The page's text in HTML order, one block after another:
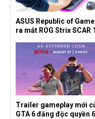
ASUS Republic of
ra mắt ROG Strix SCAR
Trailer gameplay mới
GTA 6 đăng độc quyền 6